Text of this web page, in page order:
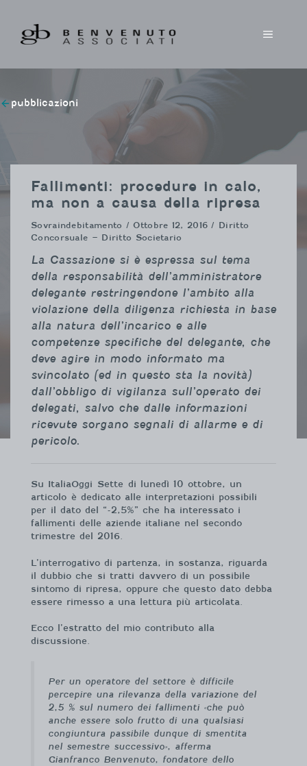
contenuto
MENU
pubblicazioni
Fallimenti: procedure in calo,
ma non a causa della ripresa
Sovraindebitamento / Ottobre 12, 2016 / Diritto
Concorsuale – Diritto Societario
La Cassazione si è espressa sul tema
della responsabilità dell’amministratore
delegante restringendone l’ambito alla
violazione della diligenza richiesta in base
alla natura dell’incarico e alle
competenze specifiche del delegante, che
deve agire in modo informato ma
svincolato (ed in questo sta la novità)
dall’obbligo di vigilanza sull’operato dei
delegati, salvo che dalle informazioni
ricevute sorgano segnali di allarme e di
pericolo.
Su ItaliaOggi Sette di lunedì 10 ottobre, un
articolo è dedicato alle interpretazioni possibili
per il dato del “-2,5%” che ha interessato i
fallimenti delle aziende italiane nel secondo
trimestre del 2016.
L’interrogativo di partenza, in sostanza, riguarda
il dubbio che si tratti davvero di un possibile
sintomo di ripresa, oppure che questo dato debba
essere rimesso a una lettura più articolata.
Ecco l’estratto del mio contributo alla
discussione.
Per un operatore del settore è difficile
percepire una rilevanza della variazione del
2,5 % sul numero dei fallimenti «che può
anche essere solo frutto di una qualsiasi
congiuntura passibile dunque di smentita
nel semestre successivo», afferma
Gianfranco Benvenuto, fondatore dello